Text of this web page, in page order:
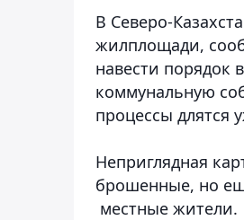
В Северо-
жилплощади,
навести порядок
коммунальную
процессы длятся
Неприглядная
брошенные, но
местные жители.